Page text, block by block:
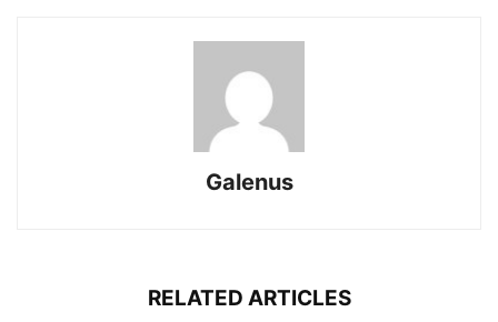
Galenus
RELATED ARTICLES